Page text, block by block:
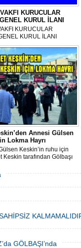
KURUCULAR
KURUL İLANI
KURUCULAR
KURUL İLANI
Annesi Gülsen
Lokma Hayrı
Keskin’in ruhu için
Keskin tarafından Gölbaşı
ikramı gerçekleştirildi.
hayra çok sayıda siyasi
toplum kuruluşu üyeleri ve
GÖLBAŞI’nda